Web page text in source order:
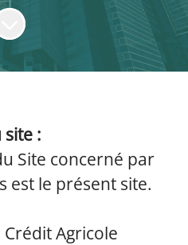
défiler jusqu'au contenu
:
Site concerné par
est le présent site.
Crédit Agricole